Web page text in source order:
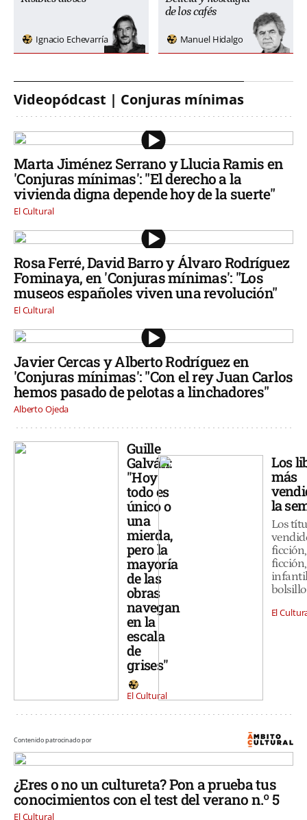
Ignacio Echevarría
de los cafés
Manuel Hidalgo
Videopódcast | Conjuras mínimas
Marta Jiménez Serrano y Llucia Ramis en
'Conjuras mínimas': "El derecho a la
vivienda digna depende hoy de la suerte"
El Cultural
Rosa Ferré, David Barro y Álvaro Rodríguez
Fominaya, en 'Conjuras mínimas': "Los
museos españoles viven una revolución"
El Cultural
Javier Cercas y Alberto Rodríguez en
'Conjuras mínimas': "Con el rey Juan Carlos
hemos pasado de pelotas a linchadores"
Alberto Ojeda
Guille
Galván:
"Hoy
todo es
único o
una
mierda,
pero la
mayoría
de las
obras
navegan
en la
escala
de
grises"
El Cultural
Los
más
la
Los
El
Contenido patrocinado por
¿Eres o no un cultureta? Pon a prueba tus
conocimientos con el test del verano n.º 5
El Cultural